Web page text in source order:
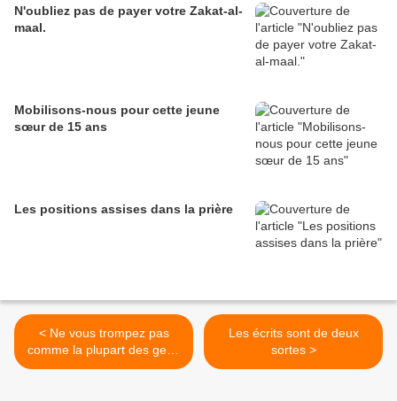
N'oubliez pas de payer votre Zakat-al-
maal.
Mobilisons-nous pour cette jeune
sœur de 15 ans
Les positions assises dans la prière
< Ne vous trompez pas
comme la plupart des gens
dans cette vie..
Les écrits sont de deux
sortes >